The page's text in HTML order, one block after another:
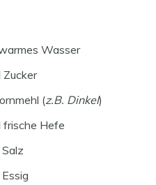
Wasser
(z.B. Dinkel)
Hefe